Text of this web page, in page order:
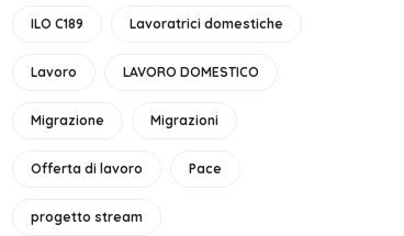
ILO C189 Lavoratrici domestiche
Lavoro LAVORO DOMESTICO
Migrazione Migrazioni
Offerta di lavoro Pace
progetto stream